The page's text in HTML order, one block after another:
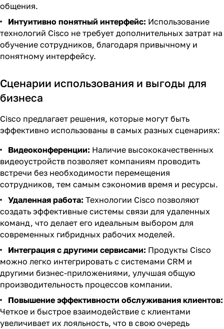
общения.
Интуитивно понятный интерфейс: Использование
технологий Cisco не требует дополнительных затрат на
обучение сотрудников, благодаря привычному и
понятному интерфейсу.
Сценарии использования и выгоды для
бизнеса
Cisco предлагает решения, которые могут быть
эффективно использованы в самых разных сценариях:
Видеоконференции: Наличие высококачественных
видеоустройств позволяет компаниям проводить
встречи без необходимости перемещения
сотрудников, тем самым сэкономив время и ресурсы.
Удаленная работа: Технологии Cisco позволяют
создать эффективные системы связи для удаленных
команд, что делает его идеальным выбором для
современных гибридных рабочих моделей.
Интеграция с другими сервисами: Продукты Cisco
можно легко интегрировать с системами CRM и
другими бизнес-приложениями, улучшая общую
производительность процессов компании.
Повышение эффективности обслуживания клиентов:
Четкое и быстрое взаимодействие с клиентами
увеличивает их лояльность, что в свою очередь